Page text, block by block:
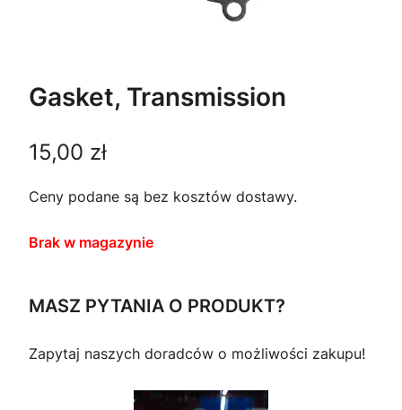
Gasket, Transmission
15,00 zł
Ceny podane są bez kosztów dostawy.
Brak w magazynie
MASZ PYTANIA O PRODUKT?
Zapytaj naszych doradców o możliwości zakupu!